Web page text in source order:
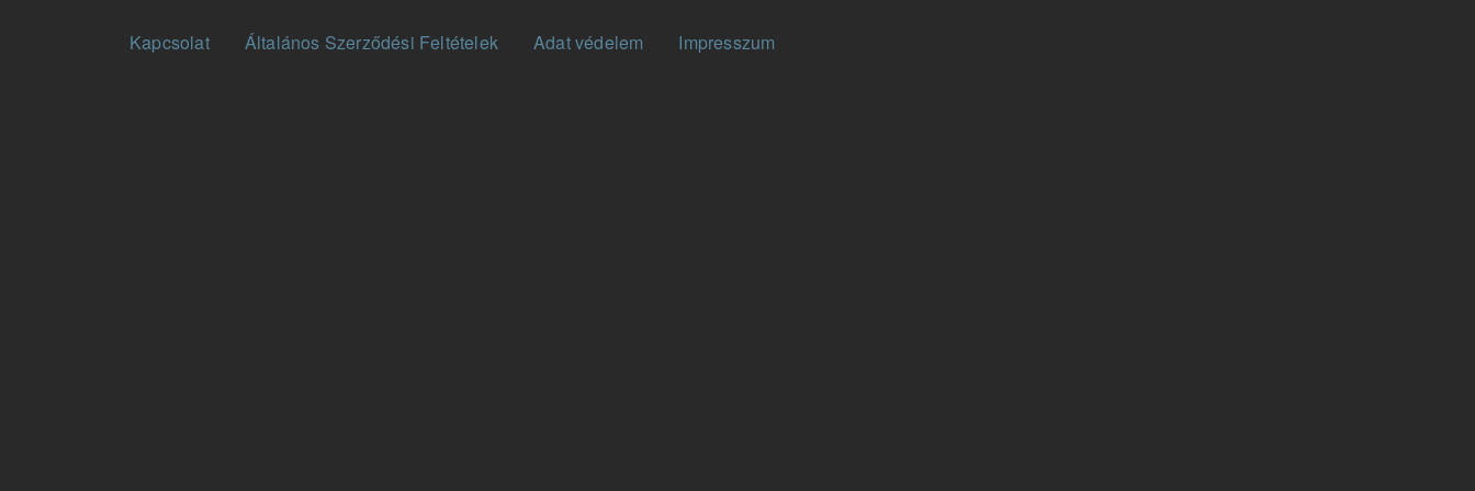
Fußzeilenmenü
Kapcsolat Általános Szerződési Feltételek Adat védelem Impresszum